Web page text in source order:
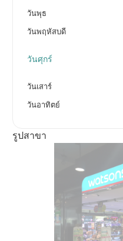
วันพุธ
วันพฤหัสบดี
วันศุกร์
วันเสาร์
วันอาทิตย์
รูปสาขา